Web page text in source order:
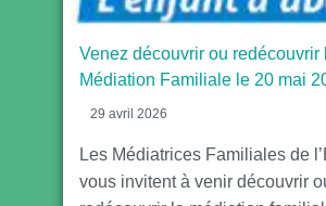
Venez découvrir ou redécouvrir
Médiation Familiale le 20 mai
29 avril 2026
Les Médiatrices Familiales de
vous invitent à venir découvrir